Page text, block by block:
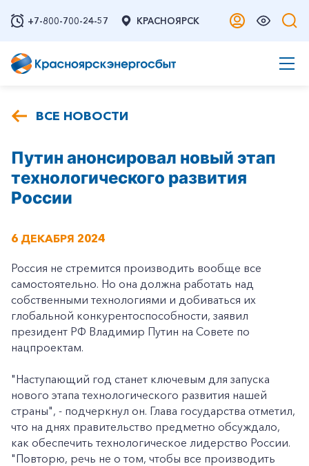
+7-800-700-24-57 КРАСНОЯРСК
ВСЕ НОВОСТИ
Путин анонсировал новый этап
технологического развития
России
6 ДЕКАБРЯ 2024
Россия не стремится производить вообще все
самостоятельно. Но она должна работать над
собственными технологиями и добиваться их
глобальной конкурентоспособности, заявил
президент РФ Владимир Путин на Совете по
нацпроектам.
"Наступающий год станет ключевым для запуска
нового этапа технологического развития нашей
страны", - подчеркнул он. Глава государства отметил,
что на днях правительство предметно обсуждало,
как обеспечить технологическое лидерство России.
"Повторю, речь не о том, чтобы все производить